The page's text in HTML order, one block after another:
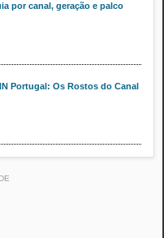
por canal, geração e palco
Portugal: Os Rostos do Canal